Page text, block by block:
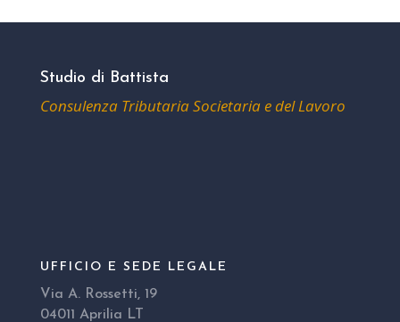
Studio di Battista
Consulenza Tributaria Societaria e del Lavoro
UFFICIO E SEDE LEGALE
Via A. Rossetti, 19
04011 Aprilia LT